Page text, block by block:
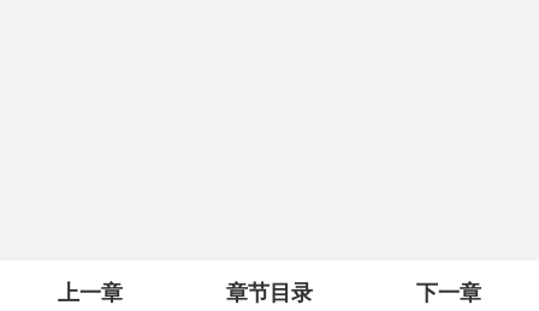
上一章 章节目录 下一章